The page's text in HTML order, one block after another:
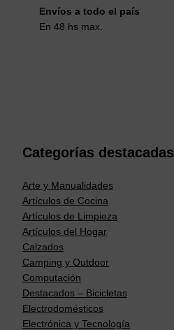
Envíos a todo el país
En 48 hs max.
Categorías destacadas
Arte y Manualidades
Artículos de Cocina
Artículos de Limpieza
Artículos del Hogar
Calzados
Camping y Outdoor
Computación
Destacados – Bicicletas
Electrodomésticos
Electrónica y Tecnología